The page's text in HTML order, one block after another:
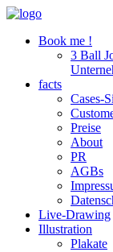
Book me !
3 Ball
facts
Cases-
Preise
About
PR
AGBs
Live-Drawing
Illustration
Plakate